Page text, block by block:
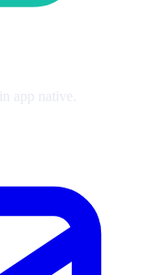
app native.